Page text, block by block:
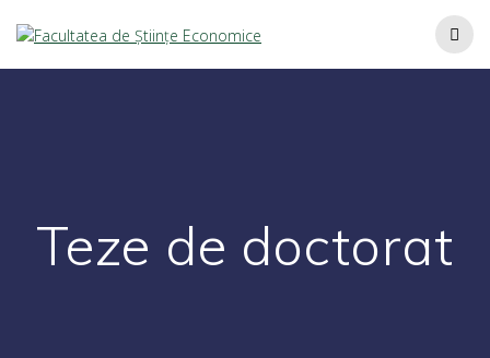
Teze de doctorat